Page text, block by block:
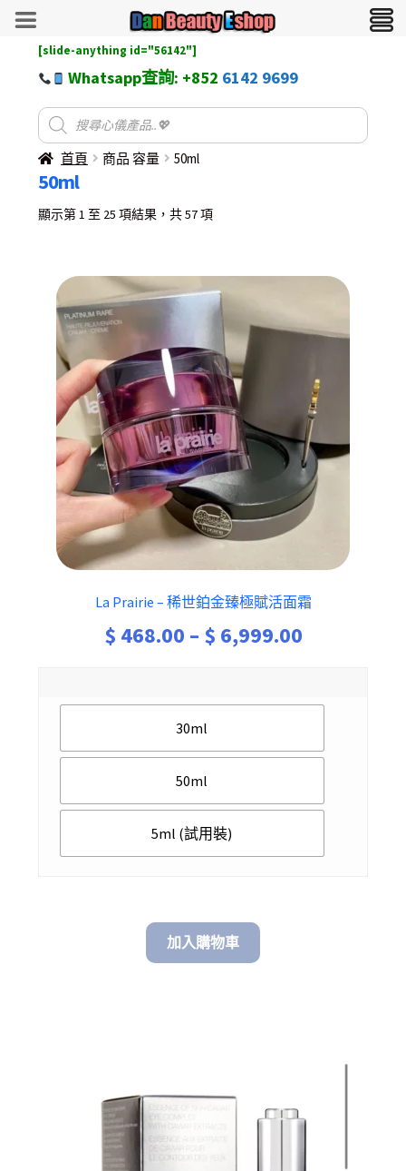
[slide-anything id="56142"]
Whatsapp查詢: +852 6142 9699
首頁 商品 容量 50ml
50ml
顯示第 1 至 25 項結果，共 57 項Sorted
La Prairie – 稀世鉑金臻極賦活面霜
$ 468.00 – $ 6,999.00Price
$ 468.00
30ml
50ml
5ml (試用裝)
加入購物車